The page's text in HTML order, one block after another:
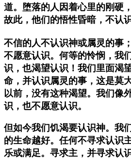
道。堕落的人因着心里的刚硬
故此，他们的悟性昏暗，不认识
不信的人不认识神或属灵的事
不愿意认识。何等的怜悯，我
识，也渴望认识！我们里面渴
命，并认识属灵的事，这是莫
以前，没有这种渴望。我们像
识，也不愿意认识。
但如今我们饥渴要认识神。我
的生命越好。任何不寻求认识
乐或满足。寻求主，并寻求认